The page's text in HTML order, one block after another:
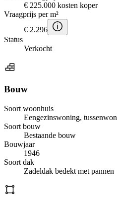
€ 225.000 kosten koper
Vraagprijs per m²
€ 2.296
Status
Verkocht
Bouw
Soort woonhuis
Eengezinswoning,
Soort bouw
Bestaande bouw
Bouwjaar
1946
Soort dak
Zadeldak bedekt met pannen